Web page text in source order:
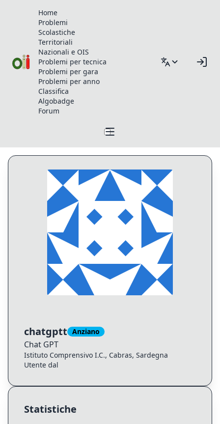
Home
Problemi
Scolastiche
Territoriali
Nazionali e OIS
Problemi per tecnica
Problemi per gara
Problemi per anno
Classifica
Algobadge
Forum
Profilo di chatgptt
chatgptt Anziano
Chat GPT
Istituto Comprensivo I.C., Cabras, Sardegna
Utente dal
Statistiche